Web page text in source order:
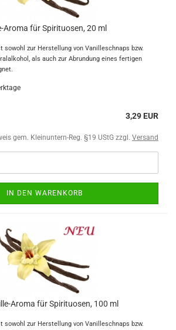
Aroma für Spirituosen, 20 ml
sowohl zur Herstellung von Vanilleschnaps bzw.
als auch zur Abrundung eines fertigen
3,29 EUR
gem. Kleinuntern-Reg. §19 UStG zzgl. Versand
IN DEN WARENKORB
Aroma für Spirituosen, 100 ml
sowohl zur Herstellung von Vanilleschnaps bzw.